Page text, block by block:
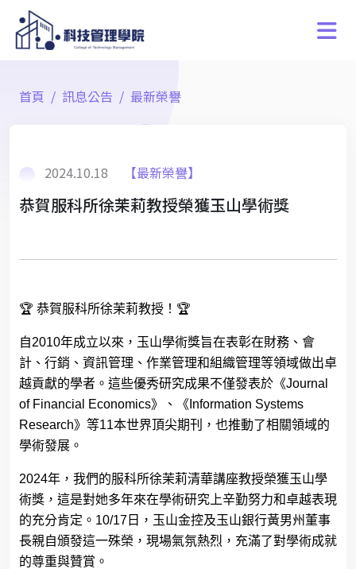
首頁 訊息公告 最新榮譽
2024.10.18 【最新榮譽】
恭賀服科所徐茉莉教授榮獲玉山學術獎
🏆 恭賀服科所徐茉莉教授！ 🏆
自2010年成立以來，玉山學術獎旨在表彰在財務、會
計、行銷、資訊管理、作業管理和組織管理等領域做出卓
越貢獻的學者。這些優秀研究成果不僅發表於《Journal
of Financial Economics》、《 Information Systems
Research》等11本世界頂尖期刊，也推動了相關領域的
學術發展。
2024年，我們的服科所徐茉莉清華講座教授榮獲玉山學
術獎，這是對她多年來在學術研究上辛勤努力和卓越表現
的充分肯定。 10/17 日，玉山金控及玉山銀行黃男州董事
長親自頒發這一殊榮，現場氣氛熱烈，充滿了對學術成就
的尊重與贊賞。